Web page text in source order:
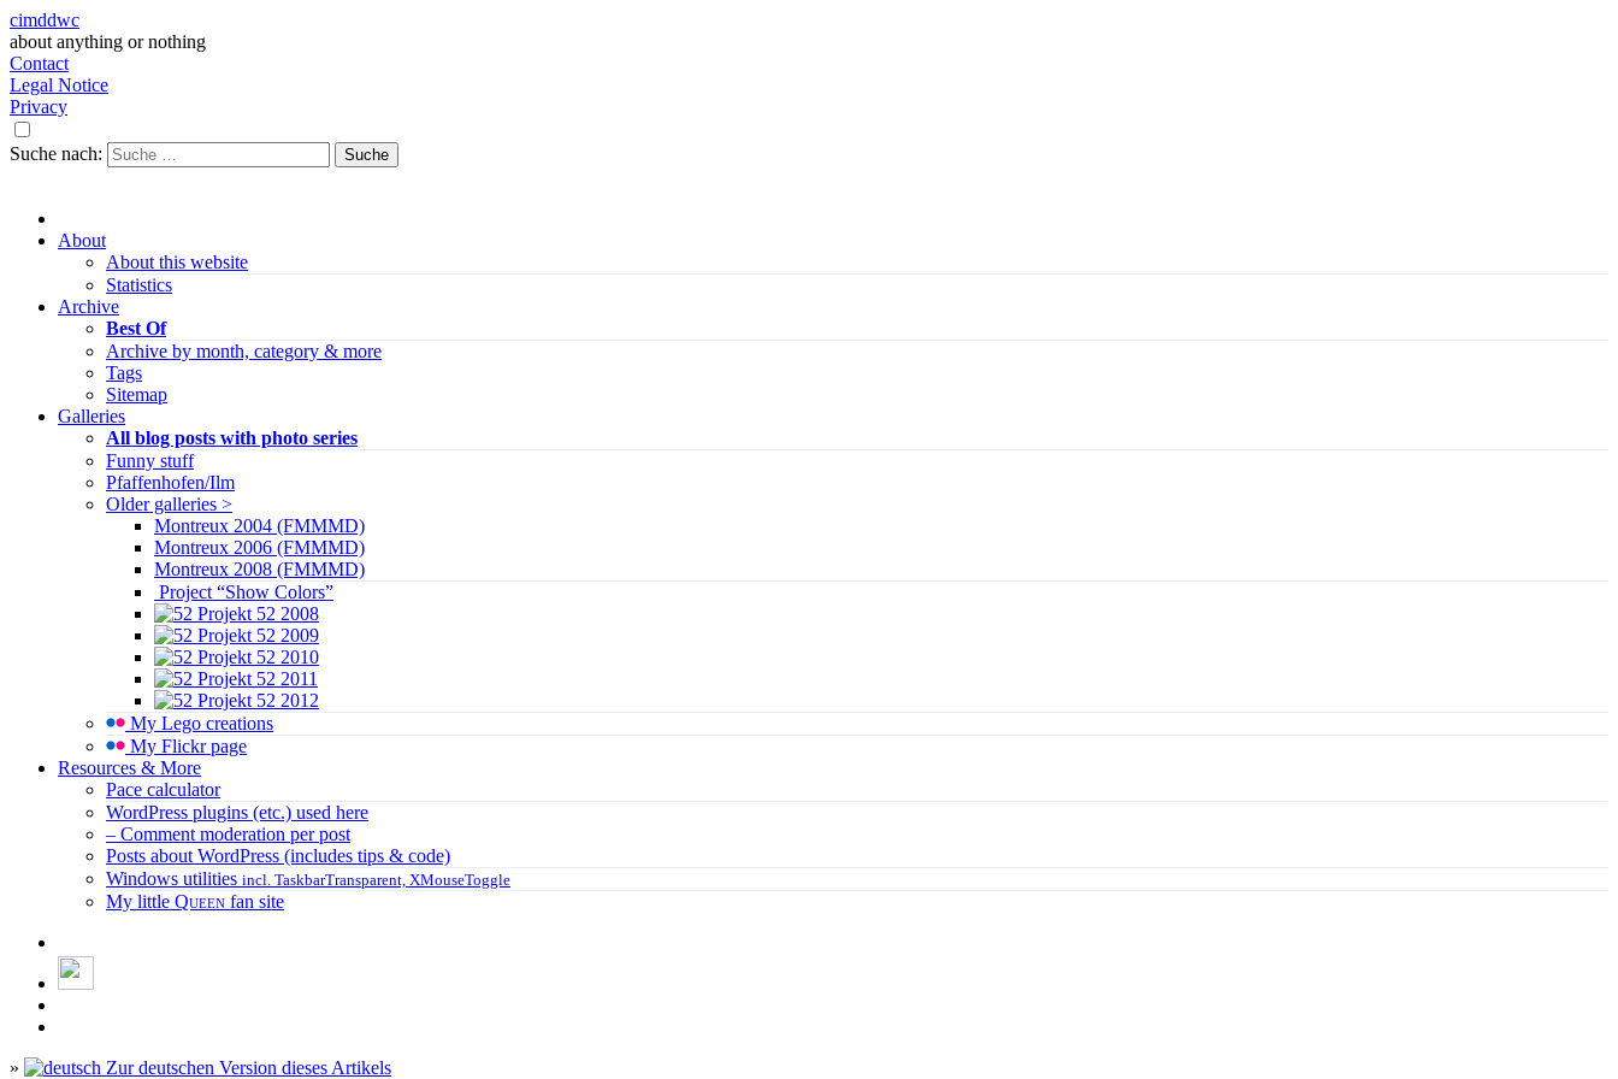
cimddwc
about anything or nothing
Contact
Legal Notice
Privacy
Suche nach:
About
About this website
Statistics
Archive
Best Of
Archive by month, category & more
Tags
Sitemap
Galleries
All blog posts with photo series
Funny stuff
Pfaffenhofen/Ilm
Older galleries >
Montreux 2004 (FMMMD)
Montreux 2006 (FMMMD)
Montreux 2008 (FMMMD)
Project “Show Colors”
Projekt 52 2008
Projekt 52 2009
Projekt 52 2010
Projekt 52 2011
Projekt 52 2012
My Lego creations
My Flickr page
Resources & More
Pace calculator
WordPress plugins (etc.) used here
– Comment moderation per post
Posts about WordPress (includes tips & code)
Windows utilities incl. TaskbarTransparent, XMouseToggle
My little Queen fan site
» Zur deutschen Version dieses Artikels